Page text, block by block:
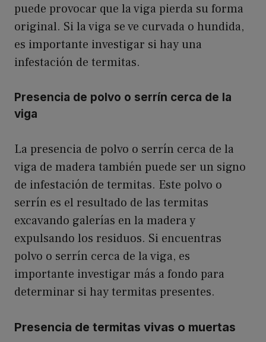
puede provocar que la viga pierda su forma
original. Si la viga se ve curvada o hundida,
es importante investigar si hay una
infestación de termitas.
Presencia de polvo o serrín cerca de la
viga
La presencia de polvo o serrín cerca de la
viga de madera también puede ser un signo
de infestación de termitas. Este polvo o
serrín es el resultado de las termitas
excavando galerías en la madera y
expulsando los residuos. Si encuentras
polvo o serrín cerca de la viga, es
importante investigar más a fondo para
determinar si hay termitas presentes.
Presencia de termitas vivas o muertas